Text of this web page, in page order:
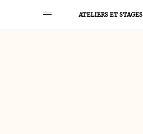
ATELIERS ET STAGES